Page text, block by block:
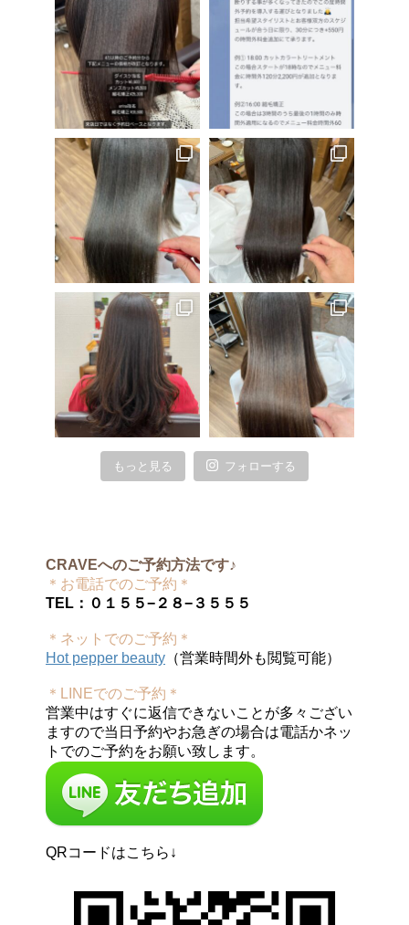
もっと見る フォローする
CRAVEへのご予約方法です♪
＊お電話でのご予約＊
TEL：０１５５−２８−３５５５
＊ネットでのご予約＊
Hot pepper beauty （営業時間外も閲覧可能）
＊LINEでのご予約＊
営業中はすぐに返信できないことが多々ござい
ますので当日予約やお急ぎの場合は電話かネッ
トでのご予約をお願い致します。
QRコードはこちら↓